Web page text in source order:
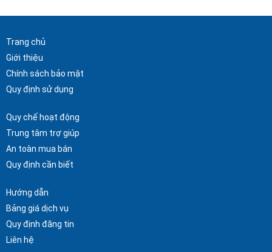
Trang chủ
Giới thiệu
Chính sách bảo mật
Quy định sử dụng
Quy chế hoạt động
Trung tâm trợ giúp
An toàn mua bán
Quy định cần biết
Hướng dẫn
Bảng giá dịch vụ
Quy định đăng tin
Liên hệ